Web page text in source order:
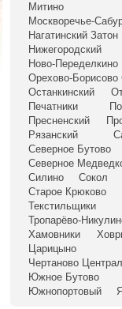
Митино
Москворечье-
Нагатинский Затон
Нижегородский
Ново-Переделкино
Орехово-Борисово
Останкинский
Печатники
Пресненский
Рязанский
Северное Бутово
Северное
Силино
Сокол
Старое Крюково
Текстильщики
Тропарёво-
Хамовники
Царицыно
Чертаново
Южное Бутово
Южнопортовый